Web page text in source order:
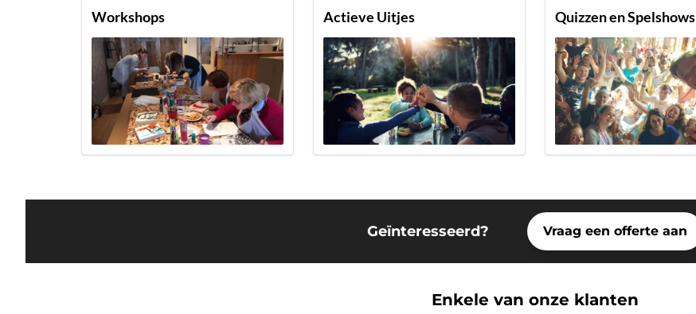
Workshops Actieve Uitjes Quizzen en Spelshows
Geïnteresseerd? Vraag een offerte aan
Enkele van onze klanten